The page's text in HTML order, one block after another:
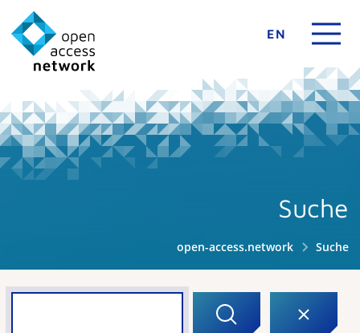
EN
Suche
open-access.network Suche